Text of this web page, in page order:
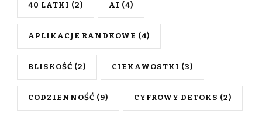
40 LATKI (2) AI (4)
APLIKACJE RANDKOWE (4)
BLISKOŚĆ (2) CIEKAWOSTKI (3)
CODZIENNOŚĆ (9) CYFROWY DETOKS (2)